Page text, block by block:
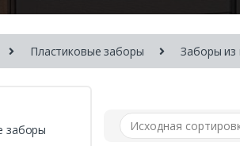
Пластиковые заборы Заборы из
заборы